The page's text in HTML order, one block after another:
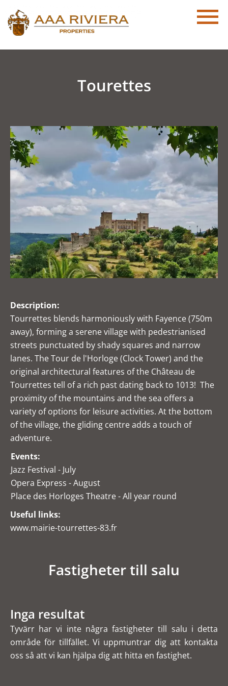
Tourettes
Description:
Tourrettes blends harmoniously with Fayence (750m
away), forming a serene village with pedestrianised
streets punctuated by shady squares and narrow
lanes. The Tour de l'Horloge (Clock Tower) and the
original architectural features of the Château de
Tourrettes tell of a rich past dating back to 1013! The
proximity of the mountains and the sea offers a
variety of options for leisure activities. At the bottom
of the village, the gliding centre adds a touch of
adventure.
Events:
Jazz Festival - July
Opera Express - August
Place des Horloges Theatre - All year round
Useful links:
www.mairie-tourrettes-83.fr
Fastigheter till salu
Inga resultat
Tyvärr har vi inte några fastigheter till salu i detta
område för tillfället. Vi uppmuntrar dig att kontakta
oss så att vi kan hjälpa dig att hitta en fastighet.